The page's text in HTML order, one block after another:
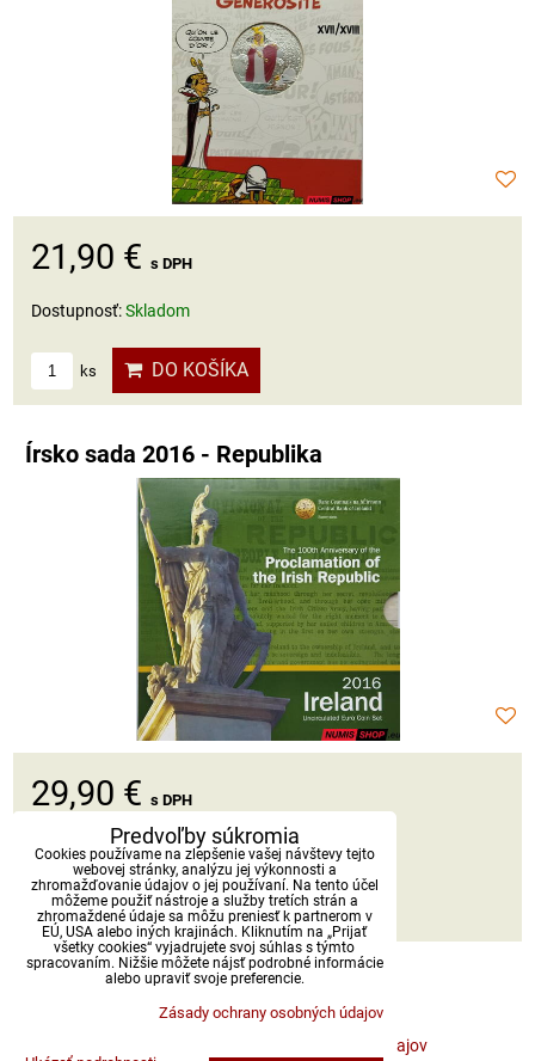
21,90 € s DPH
Dostupnosť:Skladom
ks DO KOŠÍKA
Írsko sada 2016 - Republika
29,90 € s DPH
Dostupnosť:Skladom
ks DO KOŠÍKA
Zásady ochrany osobných údajov
Predvoľby súkromia
Cookies používame na zlepšenie vašej návštevy tejto
webovej stránky, analýzu jej výkonnosti a
zhromažďovanie údajov o jej používaní. Na tento účel
môžeme použiť nástroje a služby tretích strán a
zhromaždené údaje sa môžu preniesť k partnerom v
EÚ, USA alebo iných krajinách. Kliknutím na „Prijať
všetky cookies“ vyjadrujete svoj súhlas s týmto
spracovaním. Nižšie môžete nájsť podrobné informácie
alebo upraviť svoje preferencie.
Zásady ochrany osobných údajov